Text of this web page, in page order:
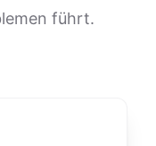
führt.